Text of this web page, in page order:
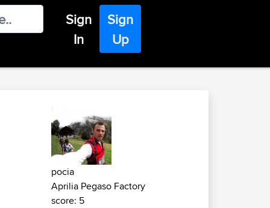
Sign
In
Sign
Up
pocia
Aprilia Pegaso Factory
score: 5